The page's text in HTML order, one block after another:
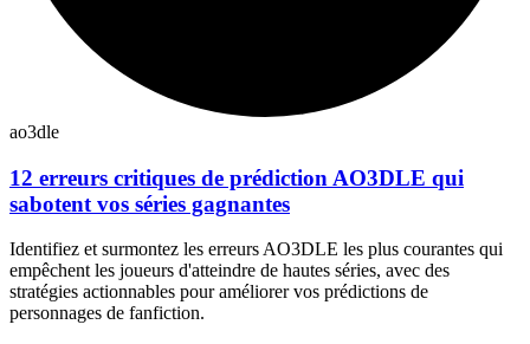
ao3dle
12 erreurs critiques de prédiction AO3DLE qui
sabotent vos séries gagnantes
Identifiez et surmontez les erreurs AO3DLE les plus courantes qui
empêchent les joueurs d'atteindre de hautes séries, avec des
stratégies actionnables pour améliorer vos prédictions de
personnages de fanfiction.